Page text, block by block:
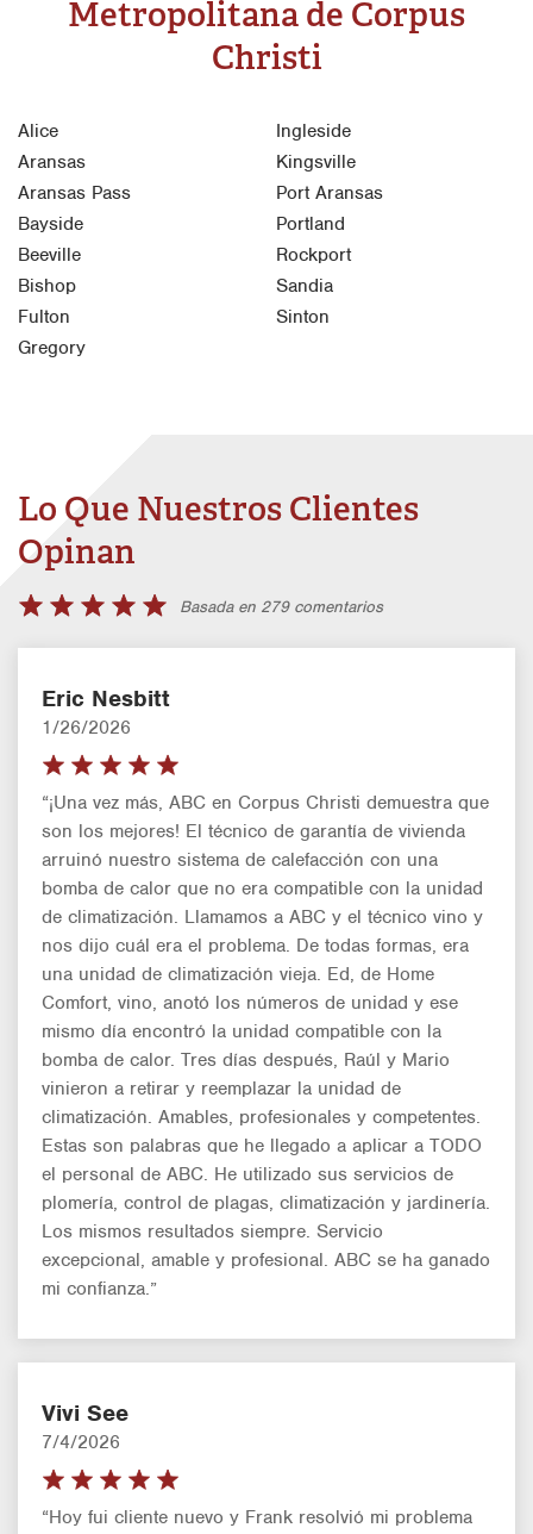
Metropolitana de Corpus
Christi
Alice
Aransas
Aransas Pass
Bayside
Beeville
Bishop
Fulton
Gregory
Ingleside
Kingsville
Port Aransas
Portland
Rockport
Sandia
Sinton
Lo Que Nuestros Clientes
Opinan
Basada en 279 comentarios
Eric Nesbitt
1/26/2026
“¡Una vez más, ABC en Corpus Christi demuestra que
son los mejores! El técnico de garantía de vivienda
arruinó nuestro sistema de calefacción con una
bomba de calor que no era compatible con la unidad
de climatización. Llamamos a ABC y el técnico vino y
nos dijo cuál era el problema. De todas formas, era
una unidad de climatización vieja. Ed, de Home
Comfort, vino, anotó los números de unidad y ese
mismo día encontró la unidad compatible con la
bomba de calor. Tres días después, Raúl y Mario
vinieron a retirar y reemplazar la unidad de
climatización. Amables, profesionales y competentes.
Estas son palabras que he llegado a aplicar a TODO
el personal de ABC. He utilizado sus servicios de
plomería, control de plagas, climatización y jardinería.
Los mismos resultados siempre. Servicio
excepcional, amable y profesional. ABC se ha ganado
mi confianza.”
Vivi See
7/4/2026
“Hoy fui cliente nuevo y Frank resolvió mi problema